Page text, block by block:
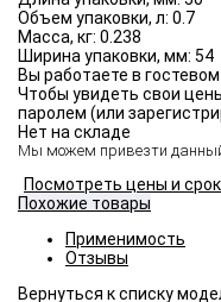
Объем упаковки, л: 0.7
Масса, кг: 0.238
Ширина упаковки, мм: 54
Вы работаете в
Чтобы увидеть свои
паролем (или
Нет на складе
Мы можем привезти
Посмотреть цены и
Похожие товары
Применимость
Отзывы